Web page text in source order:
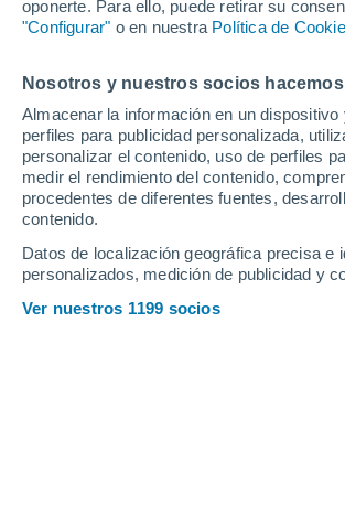
oponerte. Para ello, puede retirar su
"Configurar" o en nuestra Política de
Nosotros y nuestros socios
Almacenar la información en un
perfiles para publicidad personalizada,
personalizar el contenido, uso de perfiles
medir el rendimiento del contenido,
procedentes de diferentes fuentes,
contenido.
Datos de localización geográfica precisa e
personalizados, medición de publicidad y
Ver nuestros 1199 socios
Ski Makov
Sklabiòa
Sklené
Slovenské Pravno